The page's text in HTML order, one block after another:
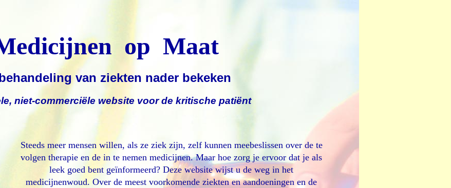
op Maat
van ziekten nader bekeken
niet-commerciële website voor de kritische patiënt
Steeds meer mensen willen, als ze ziek zijn, zelf kunnen meebeslissen over de te
volgen therapie en de in te nemen medicijnen. Maar hoe zorg je ervoor dat je als
leek goed bent geïnformeerd? Deze website wijst u de weg in het
medicijnenwoud. Over de meest voorkomende ziekten en aandoeningen en de